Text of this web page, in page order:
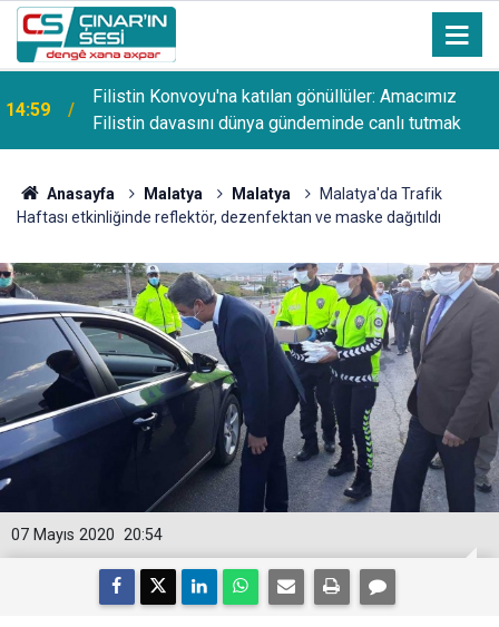
14:56 Filistin Konvoyu Diyarbakır’dan Mardin’e uğurlandı
Anasayfa Malatya Malatya
Malatya'da Trafik
Haftası etkinliğinde reflektör, dezenfektan ve maske dağıtıldı
20:54
07 Mayıs 2020